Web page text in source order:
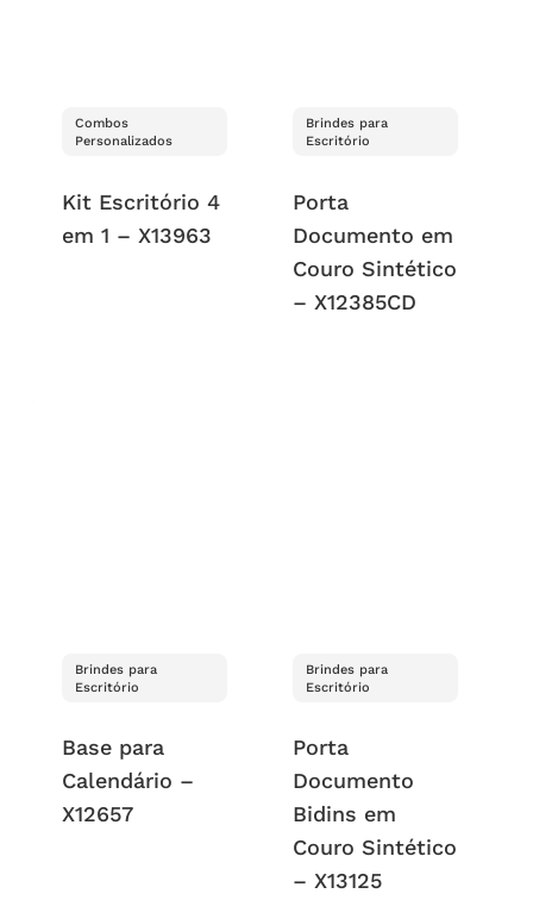
Combos
Personalizados
Kit Escritório 4
em 1 – X13963
Brindes para
Escritório
Porta
Documento em
Couro Sintético
– X12385CD
Brindes para
Escritório
Base para
Calendário –
X12657
Brindes para
Escritório
Porta
Documento
Bidins em
Couro Sintético
– X13125